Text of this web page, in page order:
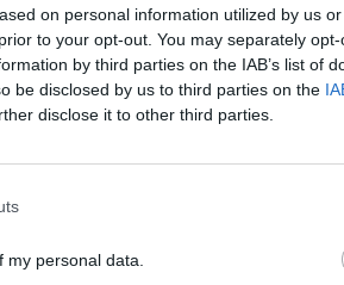
on personal information utilized by us
to your opt-out. You may separately
by third parties on the IAB’s list of
be disclosed by us to third parties on the
disclose it to other third parties.
personal data.
dzīves izredzes.
savlaicīga slimības atklāšana
ragu šūna ir zaudēta,
un slimība neizbēgami